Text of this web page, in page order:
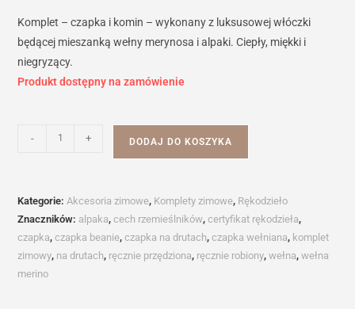
Komplet – czapka i komin – wykonany z luksusowej włóczki
będącej mieszanką wełny merynosa i alpaki. Ciepły, miękki i
niegryzący.
Produkt dostępny na zamówienie
- + DODAJ DO KOSZYKA
Kategorie: Akcesoria zimowe, Komplety zimowe, Rękodzieło
Znaczników: alpaka,cech rzemieślników,certyfikat rękodzieła,
czapka,czapka beanie,czapka na drutach,czapka wełniana, komplet
zimowy, na drutach, ręcznie przędziona, ręcznie robiony,wełna,wełna
merino